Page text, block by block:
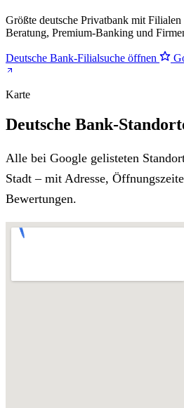
Größte deutsche Privatbank mit
Beratung, Premium-Banking und
Deutsche Bank-Filialsuche öffnen
Karte
Deutsche Bank-
Alle bei Google gelisteten
Stadt – mit Adresse,
Bewertungen.